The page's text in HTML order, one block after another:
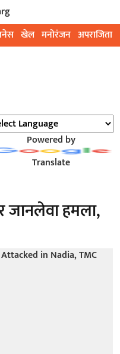
खेल मनोरंजन अपराजिता
Powered by
Translate
जानलेवा हमला,